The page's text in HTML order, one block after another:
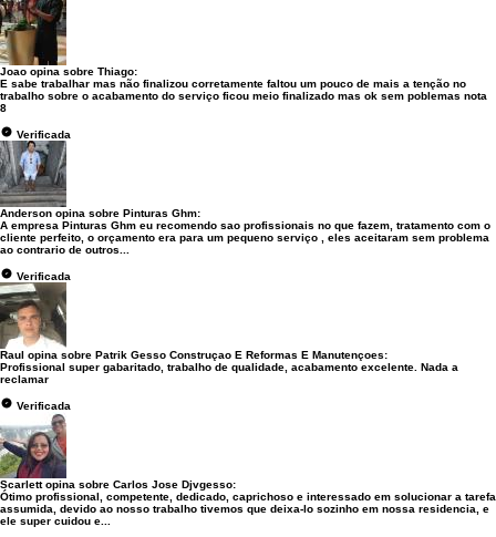
Joao opina sobre Thiago:
E sabe trabalhar mas não finalizou corretamente faltou um pouco de mais a tenção no
trabalho sobre o acabamento do serviço ficou meio finalizado mas ok sem poblemas nota
8
Verificada
Anderson opina sobre Pinturas Ghm:
A empresa Pinturas Ghm eu recomendo sao profissionais no que fazem, tratamento com o
cliente perfeito, o orçamento era para um pequeno serviço , eles aceitaram sem problema
ao contrario de outros...
Verificada
Raul opina sobre Patrik Gesso Construçao E Reformas E Manutençoes:
Profissional super gabaritado, trabalho de qualidade, acabamento excelente. Nada a
reclamar
Verificada
Scarlett opina sobre Carlos Jose Djvgesso:
Ótimo profissional, competente, dedicado, caprichoso e interessado em solucionar a tarefa
assumida, devido ao nosso trabalho tivemos que deixa-lo sozinho em nossa residencia, e
ele super cuidou e...